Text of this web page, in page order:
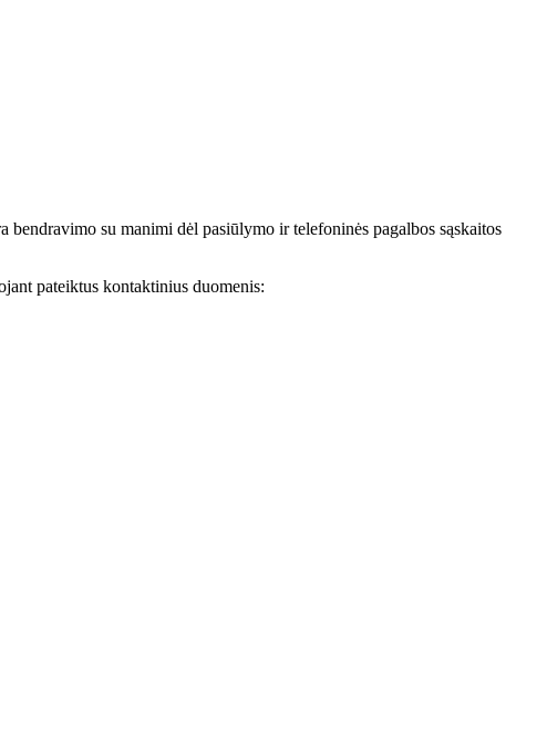
bendravimo su manimi dėl pasiūlymo ir telefoninės pagalbos sąskaitos
pateiktus kontaktinius duomenis: